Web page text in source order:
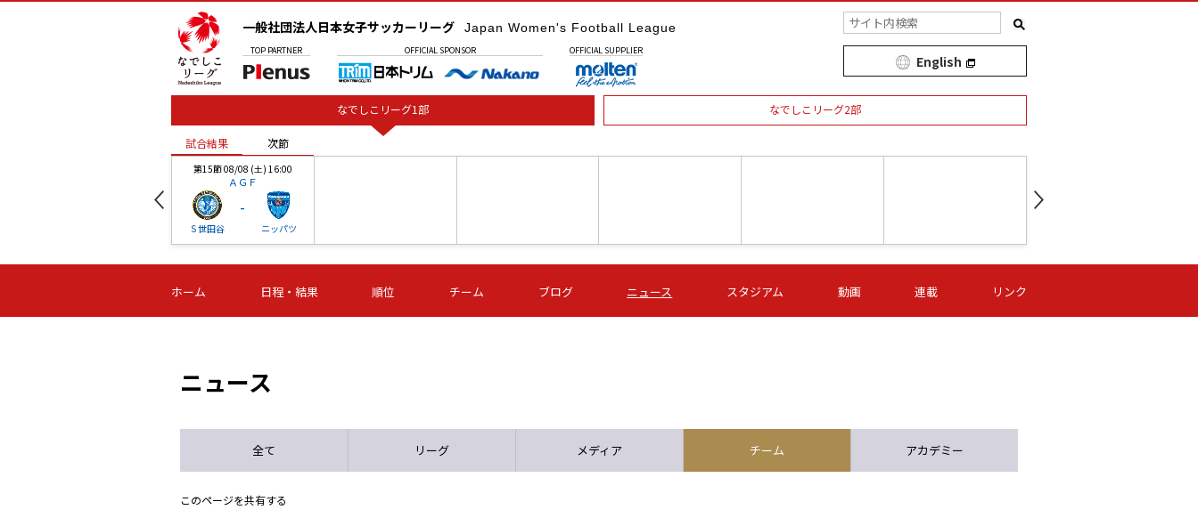
一般社団法人日本女子サッカーリーグ Japan Women's Football League
TOP PARTNER OFFICIAL SPONSOR OFFICIAL SUPPLIER
English
なでしこリーグ1部 なでしこリーグ2部
試合結果 次節
第15節 08/08 (土) 16:00
ＡＧＦ
Ｓ世田谷
-
ニッパツ
-
第16節 09/05 (土) 15:00
ニッパツ
-
第16節 09/05 (土) 15:00
石人の星
-
第16節 09/05 (土) 16:00
ＡＧＦ
-
いちご
-
第16節 09/06 (日) 15:00
-
第16節 09/06 (日) 15:00
- -
試合結果 次節
ホーム 日程・結果 順位 チーム ブログ ニュース スタジアム 動画 連載 リンク
ニュース
全て リーグ メディア チーム アカデミー
このページを共有する